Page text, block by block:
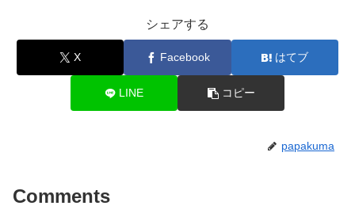
シェアする
X Facebook はてブ
LINE コピー
papakuma
Comments